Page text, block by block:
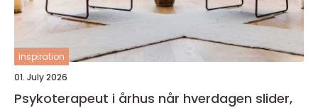
inspiration
01. July 2026
Psykoterapeut i århus når hverdagen slider,